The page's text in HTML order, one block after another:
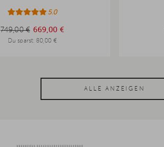
5.0
749,00 € 669,00 €
Du sparst: 80,00 €
749,00 €
ALLE ANZEIGEN